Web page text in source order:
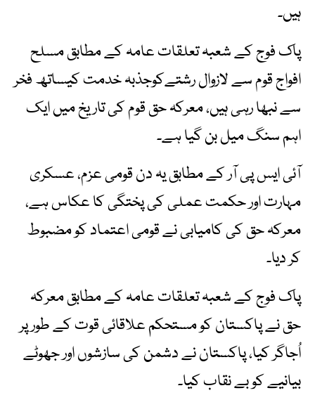
ہیں۔
پاک فوج کے شعبہ تعلقات عامہ کے مطابق مسلح
افواج قوم سے لازوال رشتےکوجذبہ خدمت کیساتھ فخر
سے نبھا رہی ہیں، معرکہ حق قوم کی تاریخ میں ایک
اہم سنگ میل بن گیا ہے۔
آئی ایس پی آر کے مطابق یہ دن قومی عزم، عسکری
مہارت اور حکمت عملی کی پختگی کا عکاس ہے،
معرکہ حق کی کامیابی نے قومی اعتماد کو مضبوط
کر دیا۔
پاک فوج کے شعبہ تعلقات عامہ کے مطابق معرکہ
حق نے پاکستان کو مستحکم علاقائی قوت کے طور پر
اُجاگر کیا، پاکستان نے دشمن کی سازشوں اور جھوٹے
بیانیے کو بے نقاب کیا۔